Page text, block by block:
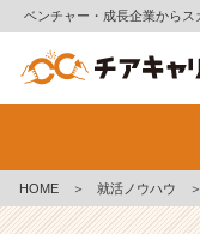
ベンチャー・成長企業からス
HOME ＞ 就活ノウハウ ＞